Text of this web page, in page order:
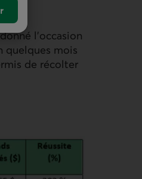
l’occasion
quelques mois
de récolter